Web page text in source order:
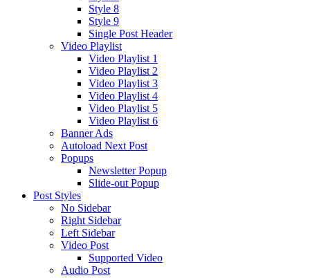
Style 8
Style 9
Single Post Header
Video Playlist
Video Playlist 1
Video Playlist 2
Video Playlist 3
Video Playlist 4
Video Playlist 5
Video Playlist 6
Banner Ads
Autoload Next Post
Popups
Newsletter Popup
Slide-out Popup
Post Styles
No Sidebar
Right Sidebar
Left Sidebar
Video Post
Supported Video
Audio Post